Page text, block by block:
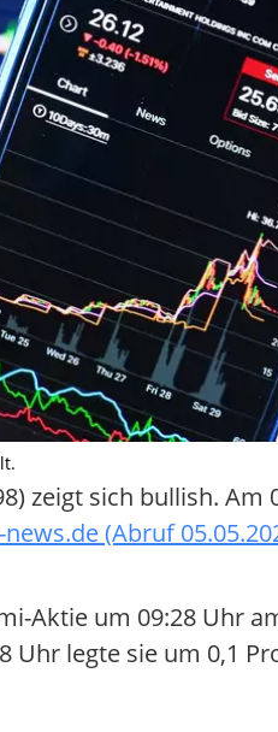
zeigt sich bullish.
(Abruf
Aktie um 09:28 Uhr
Uhr legte sie um 0,1